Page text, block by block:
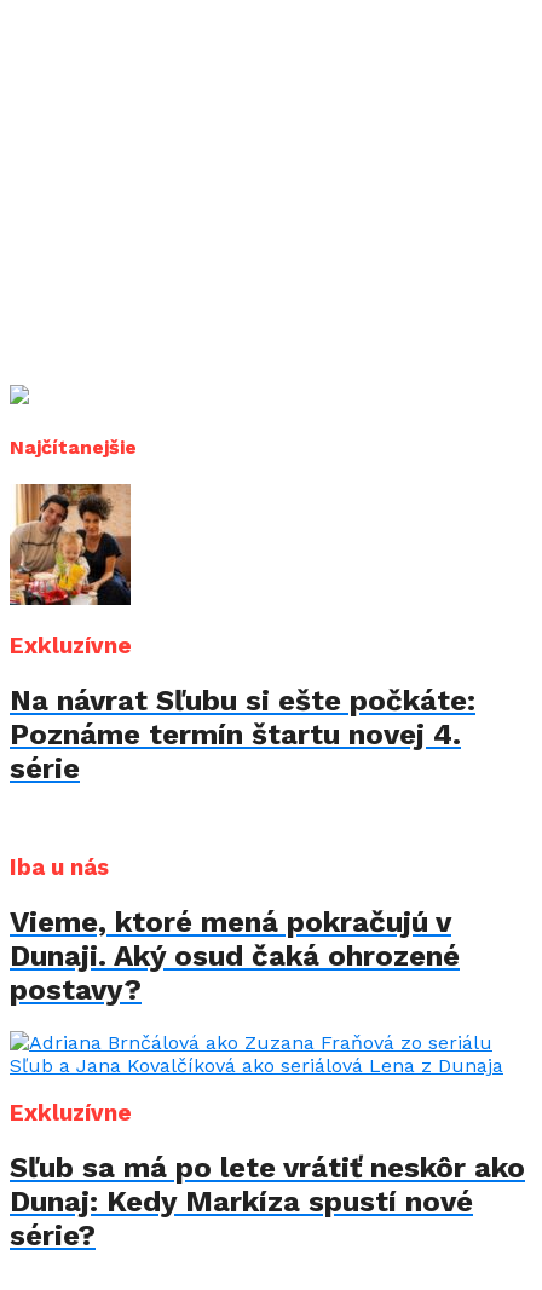
Najčítanejšie
Exkluzívne
Na návrat Sľubu si ešte počkáte:
Poznáme termín štartu novej 4.
série
Iba u nás
Vieme, ktoré mená pokračujú v
Dunaji. Aký osud čaká ohrozené
postavy?
Exkluzívne
Sľub sa má po lete vrátiť neskôr ako
Dunaj: Kedy Markíza spustí nové
série?